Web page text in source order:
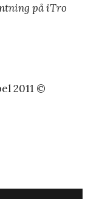
på iTro
2011 ©